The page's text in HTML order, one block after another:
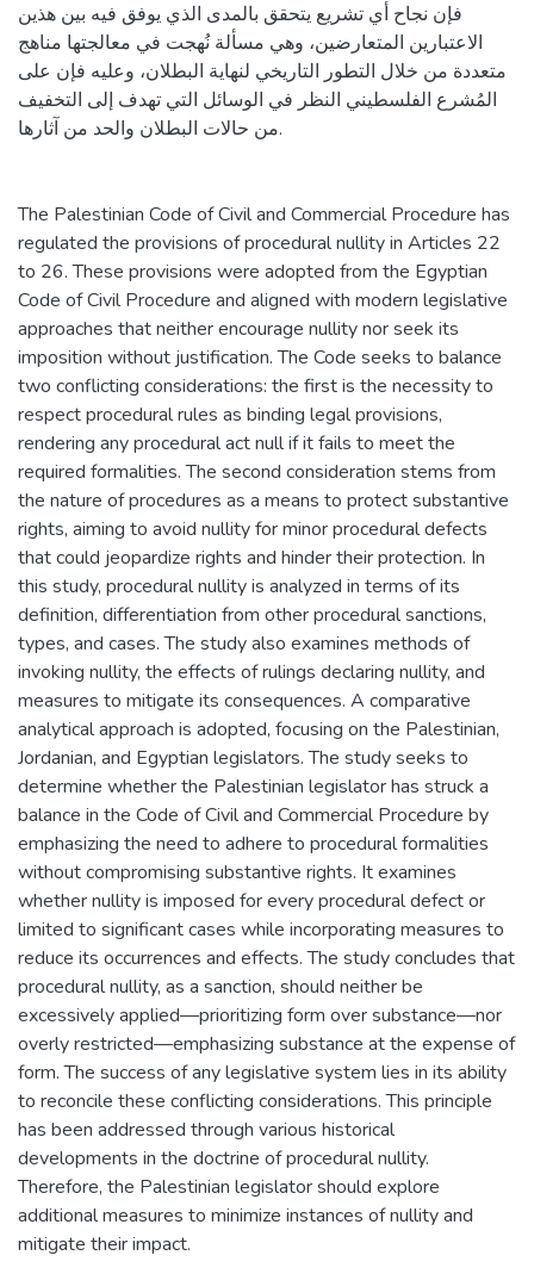
فإن نجاح أي تشريع يتحقق بالمدى الذي يوفق فيه بين هذين
الاعتبارين المتعارضين، وهي مسألة نُهجت في معالجتها مناهج
متعددة من خلال التطور التاريخي لنهاية البطلان، وعليه فإن على
المُشرع الفلسطيني النظر في الوسائل التي تهدف إلى التخفيف
من حالات البطلان والحد من آثارها.
The Palestinian Code of Civil and Commercial Procedure has
regulated the provisions of procedural nullity in Articles 22
to 26. These provisions were adopted from the Egyptian
Code of Civil Procedure and aligned with modern legislative
approaches that neither encourage nullity nor seek its
imposition without justification. The Code seeks to balance
two conflicting considerations: the first is the necessity to
respect procedural rules as binding legal provisions,
rendering any procedural act null if it fails to meet the
required formalities. The second consideration stems from
the nature of procedures as a means to protect substantive
rights, aiming to avoid nullity for minor procedural defects
that could jeopardize rights and hinder their protection. In
this study, procedural nullity is analyzed in terms of its
definition, differentiation from other procedural sanctions,
types, and cases. The study also examines methods of
invoking nullity, the effects of rulings declaring nullity, and
measures to mitigate its consequences. A comparative
analytical approach is adopted, focusing on the Palestinian,
Jordanian, and Egyptian legislators. The study seeks to
determine whether the Palestinian legislator has struck a
balance in the Code of Civil and Commercial Procedure by
emphasizing the need to adhere to procedural formalities
without compromising substantive rights. It examines
whether nullity is imposed for every procedural defect or
limited to significant cases while incorporating measures to
reduce its occurrences and effects. The study concludes that
procedural nullity, as a sanction, should neither be
excessively applied—prioritizing form over substance—nor
overly restricted—emphasizing substance at the expense of
form. The success of any legislative system lies in its ability
to reconcile these conflicting considerations. This principle
has been addressed through various historical
developments in the doctrine of procedural nullity.
Therefore, the Palestinian legislator should explore
additional measures to minimize instances of nullity and
mitigate their impact.